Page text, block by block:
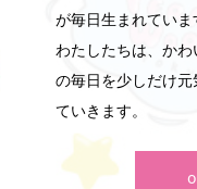
が毎日生まれていま
わたしたちは、か
の毎日を少しだけ
ていきます。